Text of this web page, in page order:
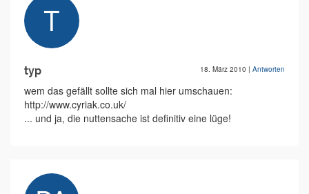
typ 18. März 2010 | Antworten
wem das gefällt sollte sich mal hier umschauen:
http://www.cyriak.co.uk/
... und ja, die nuttensache ist definitiv eine lüge!